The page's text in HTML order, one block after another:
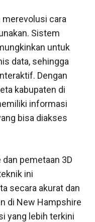
cara
Sistem
untuk
data, sehingga
Dengan
kabupaten di
informasi
bisa diakses
pemetaan 3D
ini
secara akurat dan
di New Hampshire
yang lebih terkini